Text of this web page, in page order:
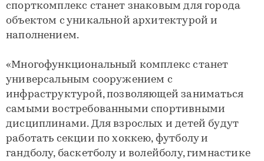
спорткомплекс станет знаковым для города
объектом с уникальной архитектурой и
наполнением.
«Многофункциональный комплекс станет
универсальным сооружением с
инфраструктурой, позволяющей заниматься
самыми востребованными спортивными
дисциплинами. Для взрослых и детей будут
работать секции по хоккею, футболу и
гандболу, баскетболу и волейболу, гимнастике